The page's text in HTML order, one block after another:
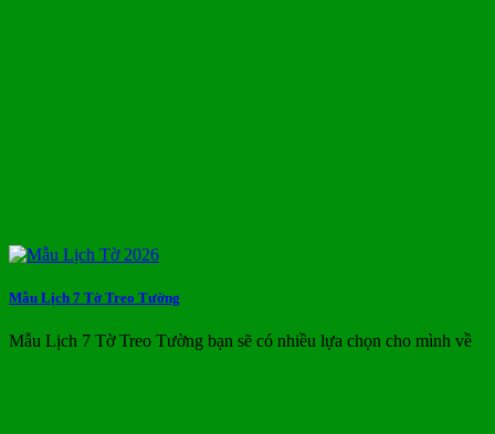
Mẫu Lịch 7 Tờ Treo Tường
Mẫu Lịch 7 Tờ Treo Tường bạn sẽ có nhiều lựa chọn cho mình về